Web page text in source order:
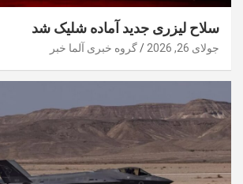
سلاح لیزری جدید آماده شلیک شد
جولای 26, 2026 گروه خبری آلما خبر